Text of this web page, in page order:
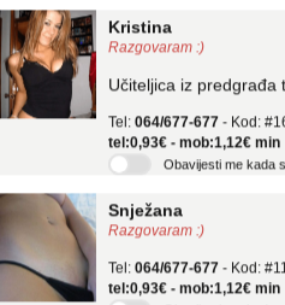
Razgovaram :)
tel:0,93€ - mob:1,12€ min
Obavijesti me kada
Razgovaram :)
tel:0,93€ - mob:1,12€ min
Obavijesti me kada